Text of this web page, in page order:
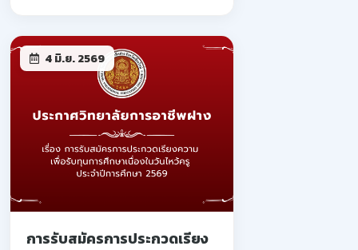
4 มิ.ย. 2569
การรับสมัครการประกวดเรียง